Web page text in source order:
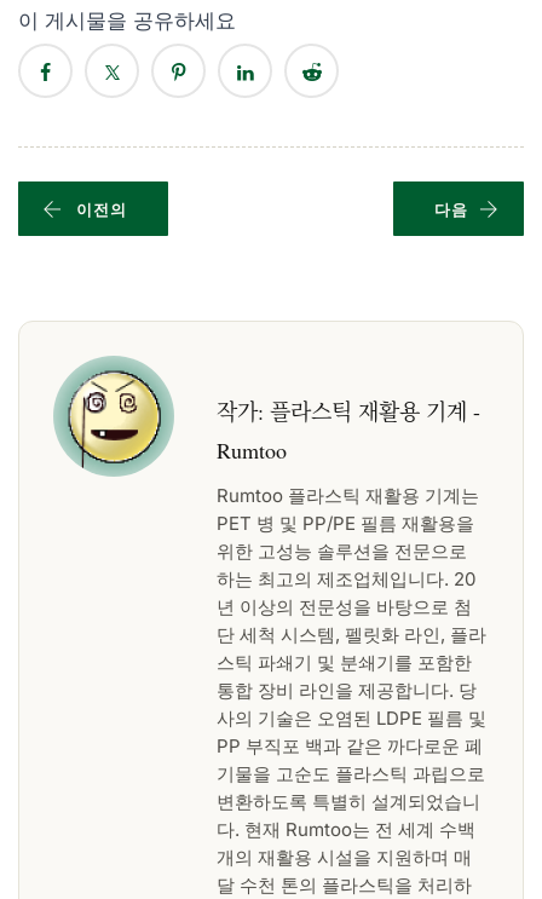
이 게시물을 공유하세요
이전의 다음
작가: 플라스틱 재활용 기계 -
Rumtoo
Rumtoo 플라스틱 재활용 기계는
PET 병 및 PP/PE 필름 재활용을
위한 고성능 솔루션을 전문으로
하는 최고의 제조업체입니다. 20
년 이상의 전문성을 바탕으로 첨
단 세척 시스템, 펠릿화 라인, 플라
스틱 파쇄기 및 분쇄기를 포함한
통합 장비 라인을 제공합니다. 당
사의 기술은 오염된 LDPE 필름 및
PP 부직포 백과 같은 까다로운 폐
기물을 고순도 플라스틱 과립으로
변환하도록 특별히 설계되었습니
다. 현재 Rumtoo는 전 세계 수백
개의 재활용 시설을 지원하며 매
달 수천 톤의 플라스틱을 처리하